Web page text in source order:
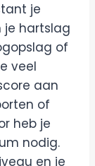
je
je hartslag
of
veel
aan
of
heb je
nodig.
en je